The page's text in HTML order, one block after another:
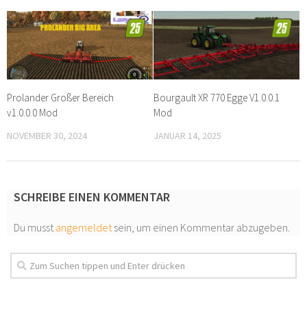
Prolander Großer Bereich
v1.0.0.0 Mod
NOVEMBER 30, 2024
Bourgault XR 770 Egge V1.0.0.1
Mod
JANUAR 14, 2025
SCHREIBE EINEN KOMMENTAR
Du musstangemeldetsein, um einen Kommentar abzugeben.